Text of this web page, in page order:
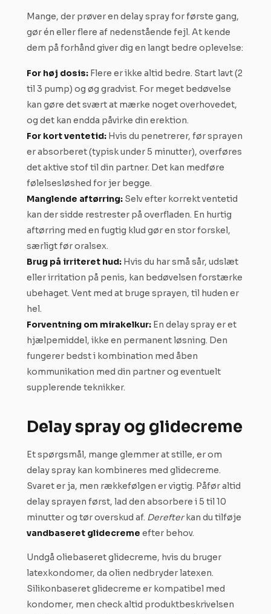
Mange, der prøver en delay spray for første gang,
gør én eller flere af nedenstående fejl. At kende
dem på forhånd giver dig en langt bedre oplevelse:
For høj dosis:Flere er ikke altid bedre. Start lavt (2
til 3 pump) og øg gradvist. For meget bedøvelse
kan gøre det svært at mærke noget overhovedet,
og det kan endda påvirke din erektion.
For kort ventetid:Hvis du penetrerer, før sprayen
er absorberet (typisk under 5 minutter), overføres
det aktive stof til din partner. Det kan medføre
følelsesløshed for jer begge.
Manglende aftørring:Selv efter korrekt ventetid
kan der sidde restrester på overfladen. En hurtig
aftørring med en fugtig klud gør en stor forskel,
særligt før oralsex.
Brug på irriteret hud:Hvis du har små sår, udslæt
eller irritation på penis, kan bedøvelsen forstærke
ubehaget. Vent med at bruge sprayen, til huden er
hel.
Forventning om mirakelkur:En delay spray er et
hjælpemiddel, ikke en permanent løsning. Den
fungerer bedst i kombination med åben
kommunikation med din partner og eventuelt
supplerende teknikker.
Delay spray og glidecreme
Et spørgsmål, mange glemmer at stille, er om
delay spray kan kombineres med glidecreme.
Svaret er ja, men rækkefølgen er vigtig. Påfør altid
delay sprayen først, lad den absorbere i 5 til 10
minutter og tør overskud af. Derefterkan du tilføje
vandbaseret glidecreme efter behov.
Undgå oliebaseret glidecreme, hvis du bruger
latexkondomer, da olien nedbryder latexen.
Silikonbaseret glidecreme er kompatibel med
kondomer, men check altid produktbeskrivelsen